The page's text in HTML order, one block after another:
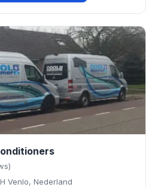
Venlo, Nederland